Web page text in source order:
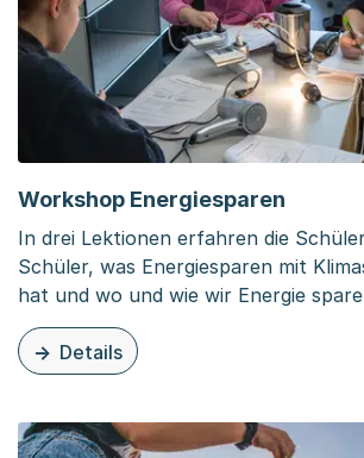
Workshop Energiesparen
In drei Lektionen erfahren die
Schüler, was Energiesparen mit
hat und wo und wie wir Energie
Details
zu diesem Inhalt: Workshop